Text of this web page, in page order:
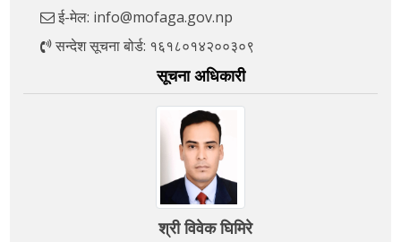
ई-मेल: info@mofaga.gov.np
सन्देश सूचना बोर्ड: १६१८०१४२००३०९
सूचना अधिकारी
श्री विवेक घिमिरे